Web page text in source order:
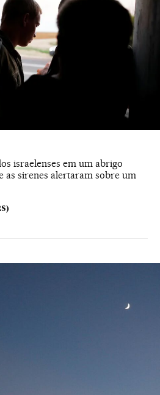
israelenses em um abrigo
as sirenes alertaram sobre um